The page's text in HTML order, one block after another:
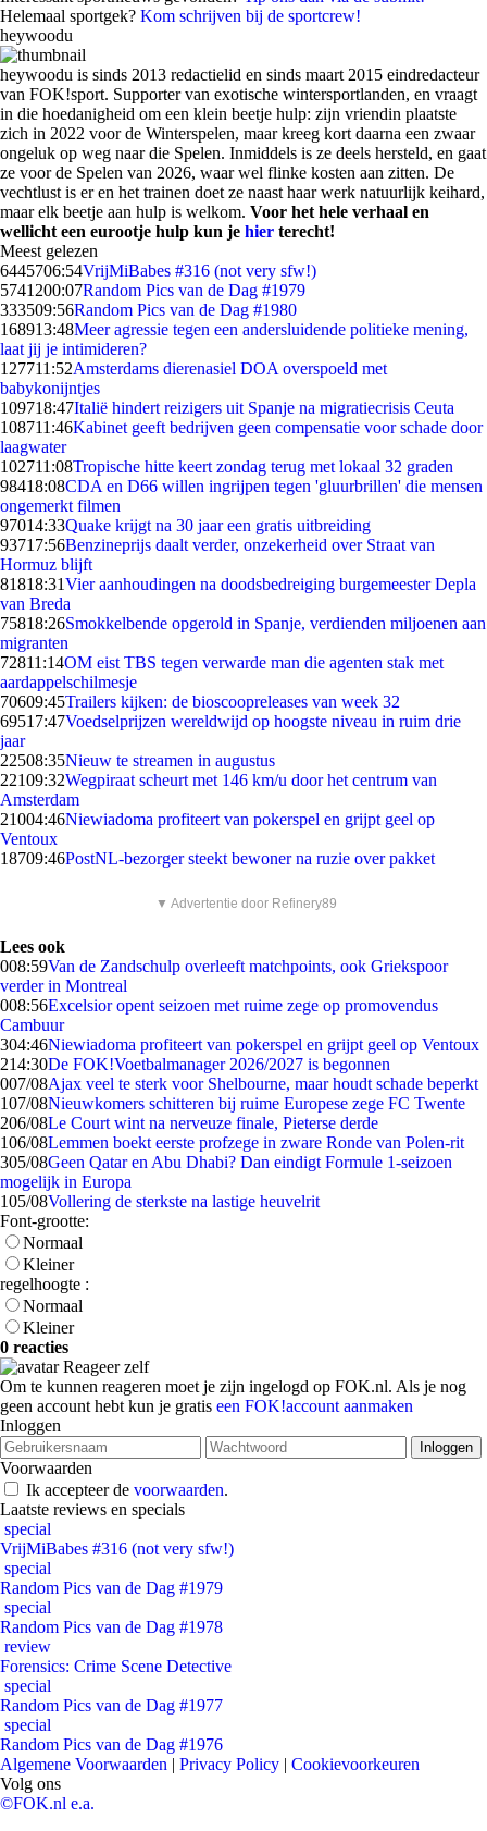
Helemaal sportgek? Kom schrijven bij de sportcrew!
heywoodu
heywoodu is sinds 2013 redactielid en sinds maart 2015 eindredacteur
van FOK!sport. Supporter van exotische wintersportlanden, en vraagt
in die hoedanigheid om een klein beetje hulp: zijn vriendin plaatste
zich in 2022 voor de Winterspelen, maar kreeg kort daarna een zwaar
ongeluk op weg naar die Spelen. Inmiddels is ze deels hersteld, en gaat
ze voor de Spelen van 2026, waar wel flinke kosten aan zitten. De
vechtlust is er en het trainen doet ze naast haar werk natuurlijk keihard,
maar elk beetje aan hulp is welkom. Voor het hele verhaal en
wellicht een eurootje hulp kun je hier terecht!
Meest gelezen
6445706:54VrijMiBabes #316 (not very sfw!)
5741200:07Random Pics van de Dag #1979
333509:56Random Pics van de Dag #1980
168913:48Meer agressie tegen een andersluidende politieke mening,
laat jij je intimideren?
127711:52Amsterdams dierenasiel DOA overspoeld met
babykonijntjes
109718:47Italië hindert reizigers uit Spanje na migratiecrisis Ceuta
108711:46Kabinet geeft bedrijven geen compensatie voor schade door
laagwater
102711:08Tropische hitte keert zondag terug met lokaal 32 graden
98418:08CDA en D66 willen ingrijpen tegen 'gluurbrillen' die mensen
ongemerkt filmen
97014:33Quake krijgt na 30 jaar een gratis uitbreiding
93717:56Benzineprijs daalt verder, onzekerheid over Straat van
Hormuz blijft
81818:31Vier aanhoudingen na doodsbedreiging burgemeester Depla
van Breda
75818:26Smokkelbende opgerold in Spanje, verdienden miljoenen aan
migranten
72811:14OM eist TBS tegen verwarde man die agenten stak met
aardappelschilmesje
70609:45Trailers kijken: de bioscoopreleases van week 32
69517:47Voedselprijzen wereldwijd op hoogste niveau in ruim drie
jaar
22508:35Nieuw te streamen in augustus
22109:32Wegpiraat scheurt met 146 km/u door het centrum van
Amsterdam
21004:46Niewiadoma profiteert van pokerspel en grijpt geel op
Ventoux
18709:46PostNL-bezorger steekt bewoner na ruzie over pakket
▼ Advertentie door Refinery89
Lees ook
008:59Van de Zandschulp overleeft matchpoints, ook Griekspoor
verder in Montreal
008:56Excelsior opent seizoen met ruime zege op promovendus
Cambuur
304:46Niewiadoma profiteert van pokerspel en grijpt geel op Ventoux
214:30De FOK!Voetbalmanager 2026/2027 is begonnen
007/08Ajax veel te sterk voor Shelbourne, maar houdt schade beperkt
107/08Nieuwkomers schitteren bij ruime Europese zege FC Twente
206/08Le Court wint na nerveuze finale, Pieterse derde
106/08Lemmen boekt eerste profzege in zware Ronde van Polen-rit
305/08Geen Qatar en Abu Dhabi? Dan eindigt Formule 1-seizoen
mogelijk in Europa
105/08Vollering de sterkste na lastige heuvelrit
Font-grootte:
Normaal
Kleiner
regelhoogte :
Normaal
Kleiner
0 reacties
Reageer zelf
Om te kunnen reageren moet je zijn ingelogd op FOK.nl. Als je nog
geen account hebt kun je gratis een FOK!account aanmaken
Inloggen
Voorwaarden
Ik accepteer de voorwaarden.
Laatste reviews en specials
special
VrijMiBabes #316 (not very sfw!)
special
Random Pics van de Dag #1979
special
Random Pics van de Dag #1978
review
Forensics: Crime Scene Detective
special
Random Pics van de Dag #1977
special
Random Pics van de Dag #1976
Algemene Voorwaarden | Privacy Policy | Cookievoorkeuren
Volg ons
©FOK.nl e.a.